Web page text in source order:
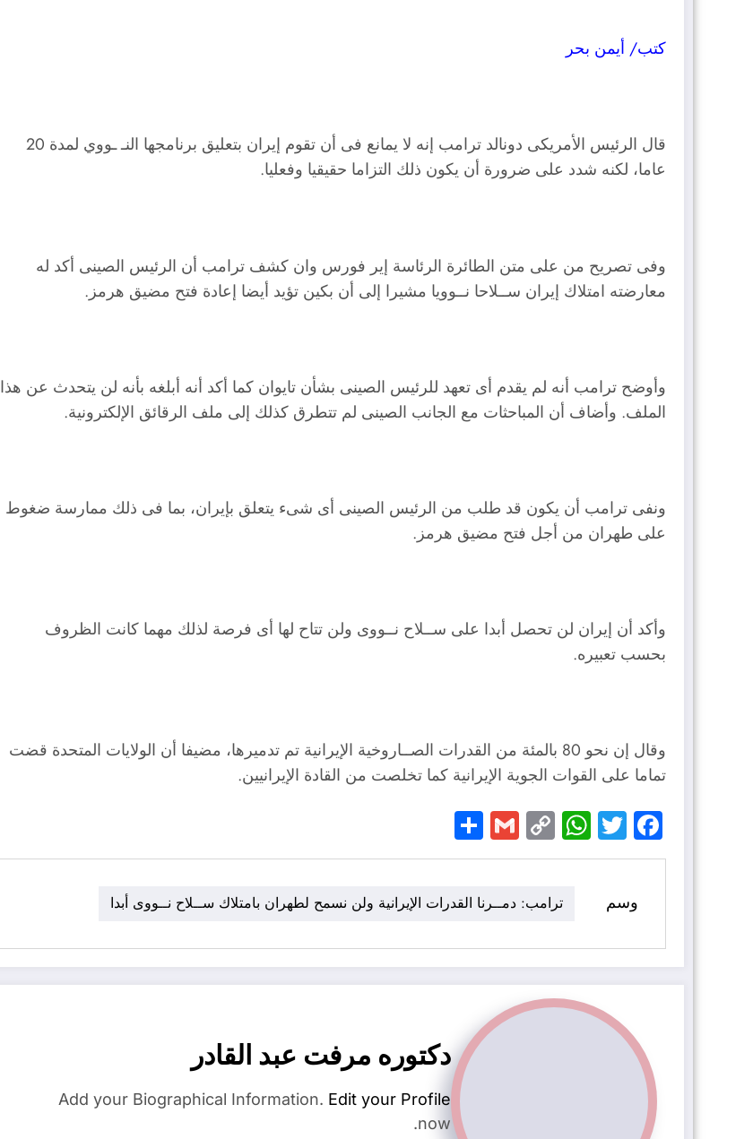
كتب/ أيمن بحر
قال الرئيس الأمريكى دونالد ترامب إنه لا يمانع فى أن تقوم إيران بتعليق برنامجها النـ ـووي لمدة 20
عاما، لكنه شدد على ضرورة أن يكون ذلك التزاما حقيقيا وفعليا.
وفى تصريح من على متن الطائرة الرئاسة إير فورس وان كشف ترامب أن الرئيس الصينى أكد له
معارضته امتلاك إيران ســلاحا نــوويا مشيرا إلى أن بكين تؤيد أيضا إعادة فتح مضيق هرمز.
وأوضح ترامب أنه لم يقدم أى تعهد للرئيس الصينى بشأن تايوان كما أكد أنه أبلغه بأنه لن يتحدث عن هذا
الملف. وأضاف أن المباحثات مع الجانب الصينى لم تتطرق كذلك إلى ملف الرقائق الإلكترونية.
ونفى ترامب أن يكون قد طلب من الرئيس الصينى أى شىء يتعلق بإيران، بما فى ذلك ممارسة ضغوط
على طهران من أجل فتح مضيق هرمز.
وأكد أن إيران لن تحصل أبدا على ســلاح نــووى ولن تتاح لها أى فرصة لذلك مهما كانت الظروف
بحسب تعبيره.
وقال إن نحو 80 بالمئة من القدرات الصــاروخية الإيرانية تم تدميرها، مضيفا أن الولايات المتحدة قضت
تماما على القوات الجوية الإيرانية كما تخلصت من القادة الإيرانيين.
Facebook
Twitter
WhatsApp
Copy
Link
Gmail
وسم ترامب: دمــرنا القدرات الإيرانية ولن نسمح لطهران بامتلاك ســلاح نــووى أبدا
دكتوره مرفت عبد القادر
Add your Biographical Information. Edit your Profile
now.